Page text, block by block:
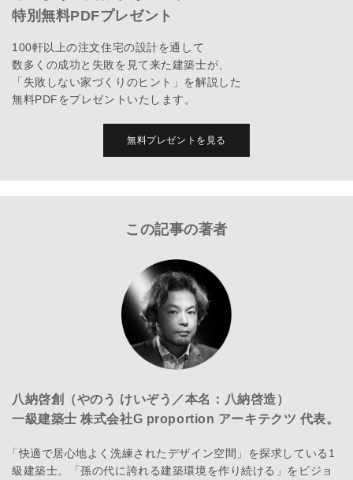
特別無料PDFプレゼント
100軒以上の注文住宅の設計を通して
数多くの成功と失敗を見て来た建築士が、
「失敗しない家づくりのヒント」を解説した
無料PDFをプレゼントいたします。
無料プレゼントを見る
この記事の著者
八納啓創（やのう けいぞう／本名：八納啓造）
一級建築士 株式会社G proportion アーキテクツ 代表。
「快適で居心地よく洗練されたデザイン空間」を探求している1
級建築士。「孫の代に誇れる建築環境を作り続ける」をビジョ